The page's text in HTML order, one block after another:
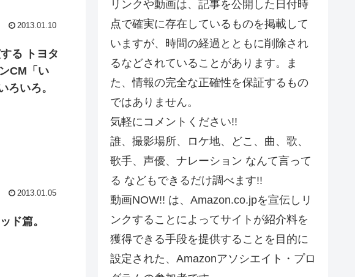
2013.01.10
る トヨタ
CM「い
ろいろ。
2013.01.05
ド篇。
リンクや動画は、記事を公開した日付時
点で確実に存在しているものを掲載して
いますが、時間の経過とともに削除され
るなどされていることがあります。ま
た、情報の完全な正確性を保証するもの
ではありません。
気軽にコメントください!!
誰、撮影場所、ロケ地、どこ、曲、歌、
歌手、声優、ナレーション なんて言って
る などもできるだけ調べます!!
動画NOW!! は、Amazon.co.jpを宣伝しリ
ンクすることによってサイトが紹介料を
獲得できる手段を提供することを目的に
設定された、Amazonアソシエイト・プロ